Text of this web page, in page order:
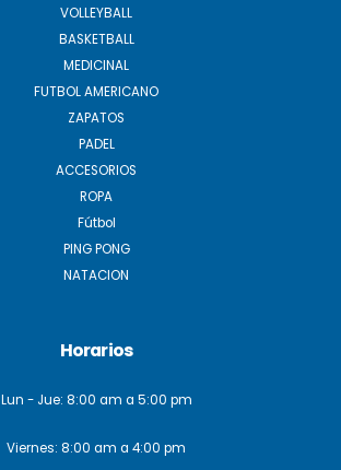
VOLLEYBALL
BASKETBALL
MEDICINAL
FUTBOL AMERICANO
ZAPATOS
PADEL
ACCESORIOS
ROPA
Fútbol
PING PONG
NATACION
Horarios
Lun - Jue: 8:00 am a 5:00 pm
Viernes: 8:00 am a 4:00 pm